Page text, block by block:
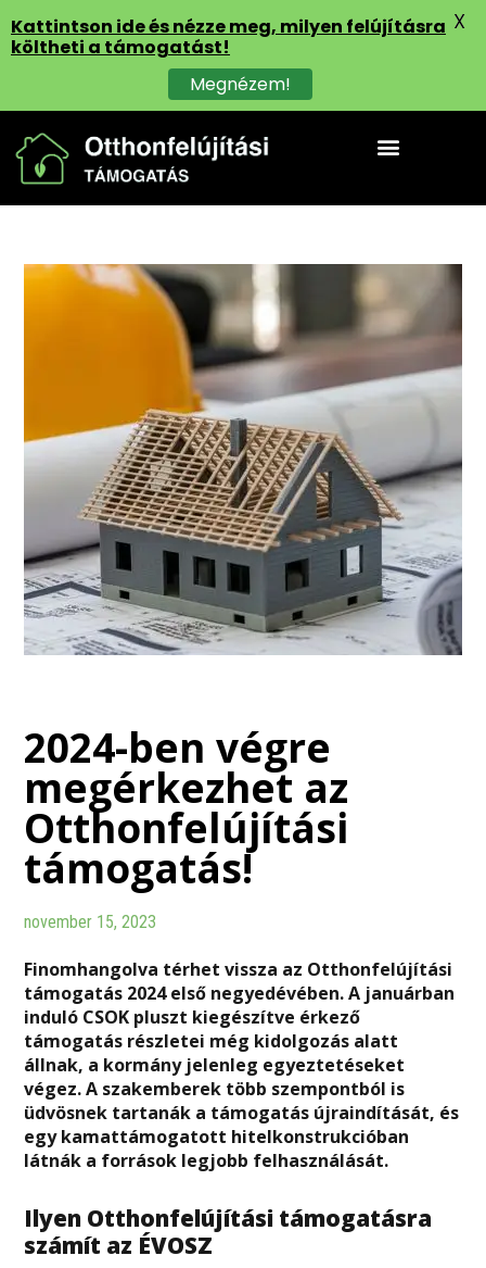
2024-ben végre
megérkezhet az
Otthonfelújítási
támogatás!
november 15, 2023
Finomhangolva térhet vissza az Otthonfelújítási
támogatás 2024 első negyedévében. A januárban
induló CSOK pluszt kiegészítve érkező
támogatás részletei még kidolgozás alatt
állnak, a kormány jelenleg egyeztetéseket
végez. A szakemberek több szempontból is
üdvösnek tartanák a támogatás újraindítását, és
egy kamattámogatott hitelkonstrukcióban
látnák a források legjobb felhasználását.
Ilyen Otthonfelújítási támogatásra
számít az ÉVOSZ
Kattintson ide és nézze meg, milyen felújításra
költheti a támogatást!
Megnézem!
X